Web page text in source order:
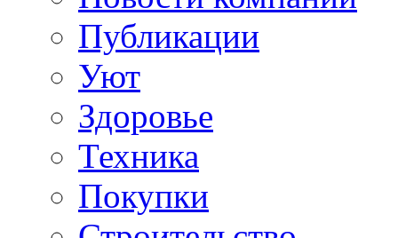
Публикации
Уют
Здоровье
Техника
Покупки